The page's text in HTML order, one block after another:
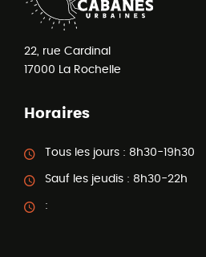
22, rue Cardinal
17000
La Rochelle
Horaires
Tous les jours : 8h30-19h30
Sauf les jeudis : 8h30-22h
: